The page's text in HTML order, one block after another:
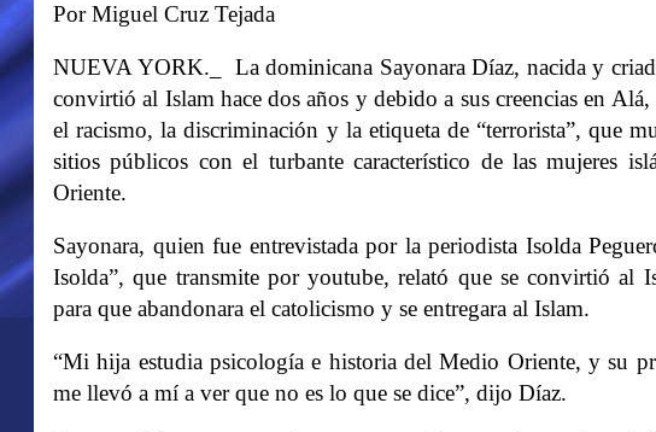
Por Miguel Cruz Tejada
NUEVA YORK._ La dominicana Sayonara Díaz, nacida y
convirtió al Islam hace dos años y debido a sus creencias en
el racismo, la discriminación y la etiqueta de “terrorista”, que
sitios públicos con el turbante característico de las mujeres
Oriente.
Sayonara, quien fue entrevistada por la periodista Isolda
Isolda”, que transmite por youtube, relató que se convirtió al
para que abandonara el catolicismo y se entregara al Islam.
“Mi hija estudia psicología e historia del Medio Oriente, y su
me llevó a mí a ver que no es lo que se dice”, dijo Díaz.